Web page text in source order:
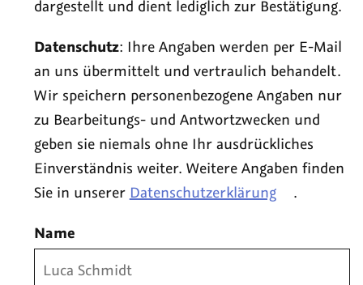
dargestellt und dient lediglich zur Bestätigung.
Datenschutz: Ihre Angaben werden per E-Mail
an uns übermittelt und vertraulich behandelt.
Wir speichern personenbezogene Angaben nur
zu Bearbeitungs- und Antwortzwecken und
geben sie niemals ohne Ihr ausdrückliches
Einverständnis weiter. Weitere Angaben finden
Sie in unserer Datenschutzerklärung .
Name